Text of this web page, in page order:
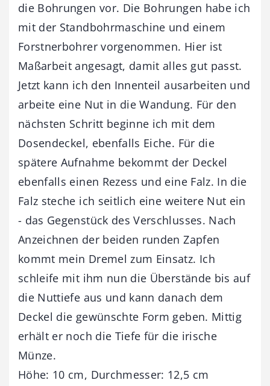
die Bohrungen vor. Die Bohrungen habe ich
mit der Standbohrmaschine und einem
Forstnerbohrer vorgenommen. Hier ist
Maßarbeit angesagt, damit alles gut passt.
Jetzt kann ich den Innenteil ausarbeiten und
arbeite eine Nut in die Wandung. Für den
nächsten Schritt beginne ich mit dem
Dosendeckel, ebenfalls Eiche. Für die
spätere Aufnahme bekommt der Deckel
ebenfalls einen Rezess und eine Falz. In die
Falz steche ich seitlich eine weitere Nut ein
- das Gegenstück des Verschlusses. Nach
Anzeichnen der beiden runden Zapfen
kommt mein Dremel zum Einsatz. Ich
schleife mit ihm nun die Überstände bis auf
die Nuttiefe aus und kann danach dem
Deckel die gewünschte Form geben. Mittig
erhält er noch die Tiefe für die irische
Münze.
Höhe: 10 cm, Durchmesser: 12,5 cm